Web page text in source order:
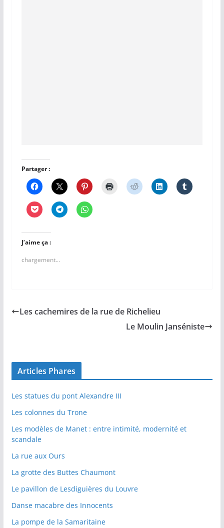
Partager :
J’aime ça :
chargement…
Les cachemires de la rue de Richelieu
Le Moulin Janséniste
Articles Phares
Les statues du pont Alexandre III
Les colonnes du Trone
Les modèles de Manet : entre intimité, modernité et
scandale
La rue aux Ours
La grotte des Buttes Chaumont
Le pavillon de Lesdiguières du Louvre
Danse macabre des Innocents
La pompe de la Samaritaine